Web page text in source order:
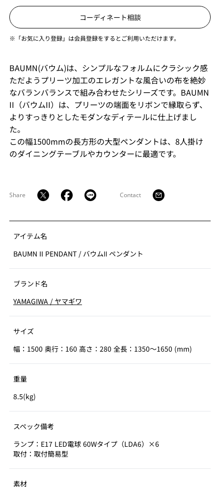
コーディネート相談
※「お気に入り登録」は会員登録をするとご利用いただけます。
BAUMN(バウム)は、シンプルなフォルムにクラシック感
ただようプリーツ加工のエレガントな風合いの布を絶妙
なバランバランスで組み合わせたシリーズです。BAUMN
II（バウムII）は、プリーツの端面をリボンで縁取らず、
よりすっきりとしたモダンなディテールに仕上げまし
た。
この幅1500mmの長方形の大型ペンダントは、8人掛け
のダイニングテーブルやカウンターに最適です。
Share Contact
アイテム名
BAUMN II PENDANT / バウムⅡ ペンダント
ブランド名
YAMAGIWA / ヤマギワ
サイズ
幅：1500 奥行：160 高さ：280 全長：1350～1650 (mm)
重量
8.5(kg)
スペック備考
ランプ：E17 LED電球 60Wタイプ（LDA6）×6
取付：取付簡易型
素材